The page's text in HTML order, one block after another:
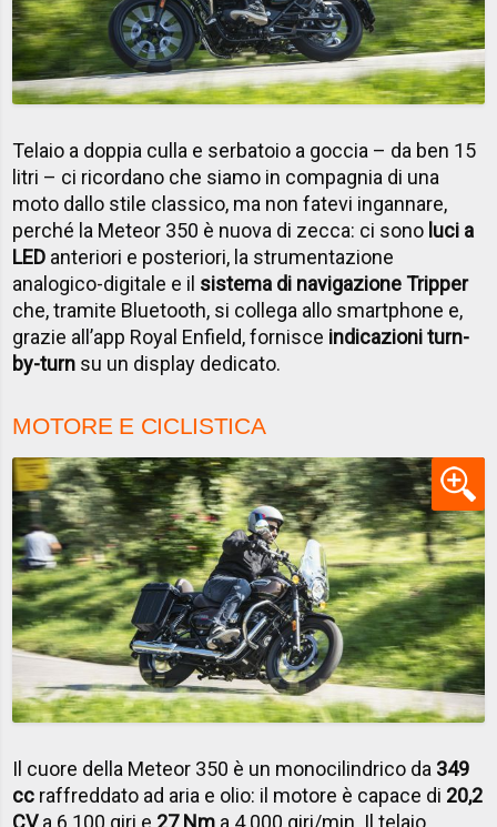
Telaio a doppia culla e serbatoio a goccia – da ben 15
litri – ci ricordano che siamo in compagnia di una
moto dallo stile classico, ma non fatevi ingannare,
perché la Meteor 350 è nuova di zecca: ci sono luci a
LED anteriori e posteriori, la strumentazione
analogico-digitale e il sistema di navigazione Tripper
che, tramite Bluetooth, si collega allo smartphone e,
grazie all’app Royal Enfield, fornisce indicazioni turn-
by-turn su un display dedicato.
MOTORE E CICLISTICA
Il cuore della Meteor 350 è un monocilindrico da 349
cc raffreddato ad aria e olio: il motore è capace di 20,2
CVa 6.100 giri e 27 Nm a 4.000 giri/min. Il telaio